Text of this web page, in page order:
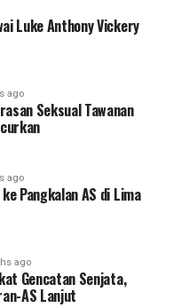
Luke Anthony Vickery
ago
Seksual Tawanan
ago
Pangkalan AS di Lima
ago
Gencatan Senjata,
AS Lanjut